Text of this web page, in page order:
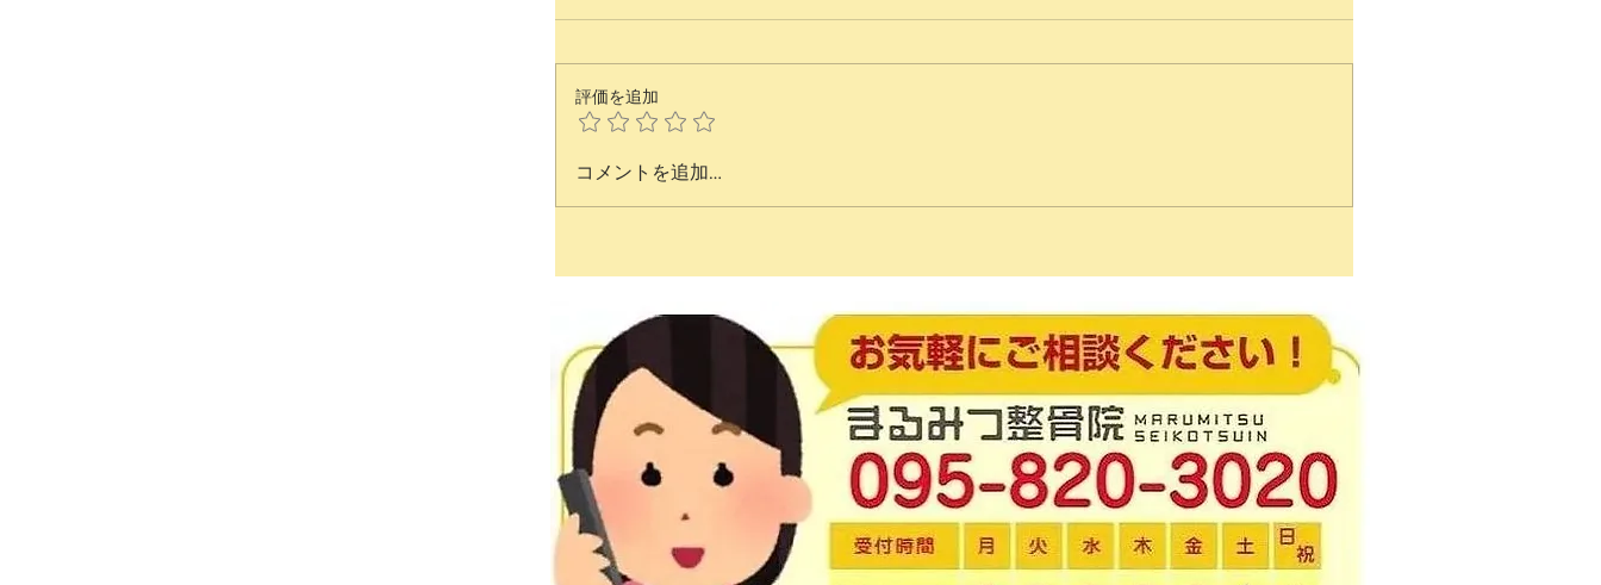
評価を追加
コメントを追加…